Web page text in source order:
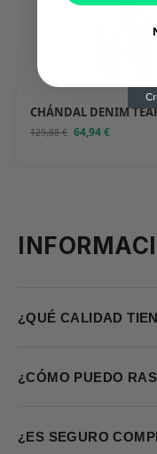
CHÁNDAL DENIM
129,88€ 64,94€
¿QUÉ CALIDAD
¿CÓMO PUEDO
¿ES SEGURO